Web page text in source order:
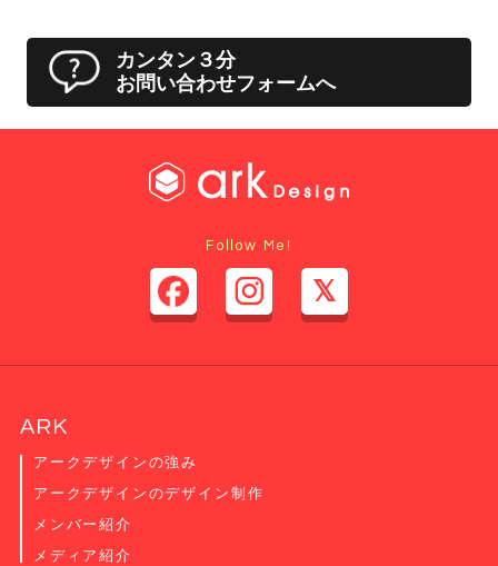
カンタン３分
お問い合わせフォームへ
Follow Me!
ARK
アークデザインの強み
アークデザインのデザイン制作
メンバー紹介
メディア紹介